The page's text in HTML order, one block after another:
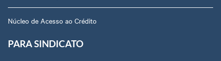
Núcleo de Acesso ao Crédito
PARA SINDICATO